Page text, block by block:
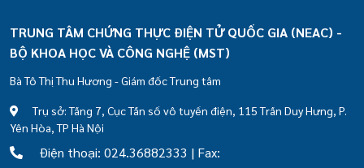
TRUNG TÂM CHỨNG THỰC ĐIỆN TỬ QUỐC GIA (NEAC) -
BỘ KHOA HỌC VÀ CÔNG NGHỆ (MST)
Bà Tô Thị Thu Hương - Giám đốc Trung tâm
Trụ sở: Tầng 7, Cục Tần số vô tuyến điện, 115 Trần Duy Hưng, P.
Yên Hòa, TP Hà Nội
Điện thoại: 024.36882333 | Fax: